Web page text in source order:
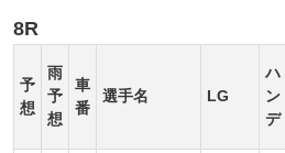
8R
予
想
雨
予
想
車
番
選手名 LG
ハ
ン
デ